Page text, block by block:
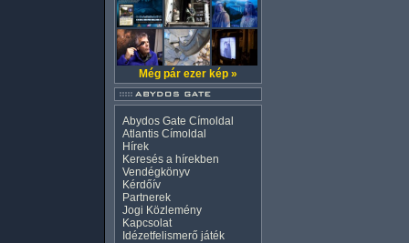
Még pár ezer kép »
Abydos Gate Címoldal
Atlantis Címoldal
Hírek
Keresés a hírekben
Vendégkönyv
Kérdőív
Partnerek
Jogi Közlemény
Kapcsolat
Idézetfelismerő játék